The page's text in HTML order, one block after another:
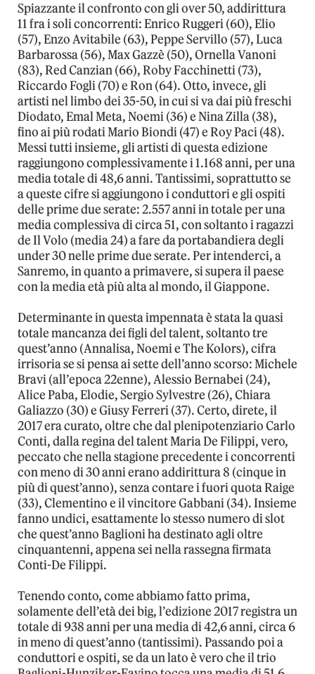
Spiazzante il confronto con gli over 50, addirittura
11 fra i soli concorrenti: Enrico Ruggeri (60), Elio
(57), Enzo Avitabile (63), Peppe Servillo (57), Luca
Barbarossa (56), Max Gazzè (50), Ornella Vanoni
(83), Red Canzian (66), Roby Facchinetti (73),
Riccardo Fogli (70) e Ron (64). Otto, invece, gli
artisti nel limbo dei 35-50, in cui si va dai più freschi
Diodato, Emal Meta, Noemi (36) e Nina Zilla (38),
fino ai più rodati Mario Biondi (47) e Roy Paci (48).
Messi tutti insieme, gli artisti di questa edizione
raggiungono complessivamente i 1.168 anni, per una
media totale di 48,6 anni. Tantissimi, soprattutto se
a queste cifre si aggiungono i conduttori e gli ospiti
delle prime due serate: 2.557 anni in totale per una
media complessiva di circa 51, con soltanto i ragazzi
de Il Volo (media 24) a fare da portabandiera degli
under 30 nelle prime due serate. Per intenderci, a
Sanremo, in quanto a primavere, si supera il paese
con la media età più alta al mondo, il Giappone.
Determinante in questa impennata è stata la quasi
totale mancanza dei figli del talent, soltanto tre
quest’anno (Annalisa, Noemi e The Kolors), cifra
irrisoria se si pensa ai sette dell’anno scorso: Michele
Bravi (all’epoca 22enne), Alessio Bernabei (24),
Alice Paba, Elodie, Sergio Sylvestre (26), Chiara
Galiazzo (30) e Giusy Ferreri (37). Certo, direte, il
2017 era curato, oltre che dal plenipotenziario Carlo
Conti, dalla regina del talent Maria De Filippi, vero,
peccato che nella stagione precedente i concorrenti
con meno di 30 anni erano addirittura 8 (cinque in
più di quest’anno), senza contare i fuori quota Raige
(33), Clementino e il vincitore Gabbani (34). Insieme
fanno undici, esattamente lo stesso numero di slot
che quest’anno Baglioni ha destinato agli oltre
cinquantenni, appena sei nella rassegna firmata
Conti-De Filippi.
Tenendo conto, come abbiamo fatto prima,
solamente dell’età dei big, l’edizione 2017 registra un
totale di 938 anni per una media di 42,6 anni, circa 6
in meno di quest’anno (tantissimi). Passando poi a
conduttori e ospiti, se da un lato è vero che il trio